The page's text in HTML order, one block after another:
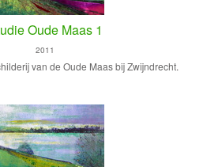
Oude Maas 1
2011
van de Oude Maas bij Zwijndrecht.